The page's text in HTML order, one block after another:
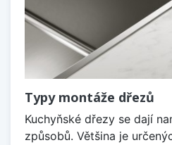
Typy montáže dřezů
Kuchyňské dřezy se dají
způsobů. Většina je